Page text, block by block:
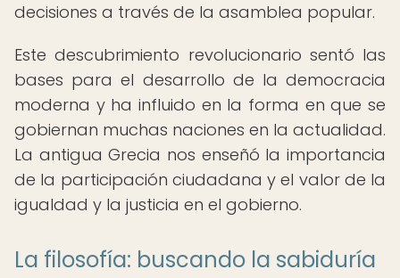
decisiones a través de la asamblea popular.
Este descubrimiento revolucionario sentó las
bases para el desarrollo de la democracia
moderna y ha influido en la forma en que se
gobiernan muchas naciones en la actualidad.
La antigua Grecia nos enseñó la importancia
de la participación ciudadana y el valor de la
igualdad y la justicia en el gobierno.
La filosofía: buscando la sabiduría